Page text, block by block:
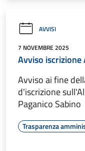
AVVISI
7 NOVEMBRE 2025
Avviso
Avviso ai fine
d'iscrizione
Paganico Sabino
Trasparenza